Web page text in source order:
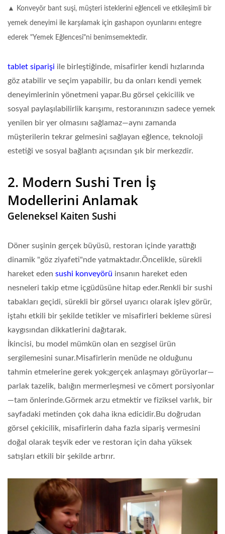
▲ Konveyör bant suşi, müşteri isteklerini eğlenceli ve etkileşimli bir
yemek deneyimi ile karşılamak için gashapon oyunlarını entegre
ederek "Yemek Eğlencesi"ni benimsemektedir.
tablet siparişi ile birleştiğinde, misafirler kendi hızlarında
göz atabilir ve seçim yapabilir, bu da onları kendi yemek
deneyimlerinin yönetmeni yapar.Bu görsel çekicilik ve
sosyal paylaşılabilirlik karışımı, restoranınızın sadece yemek
yenilen bir yer olmasını sağlamaz—aynı zamanda
müşterilerin tekrar gelmesini sağlayan eğlence, teknoloji
estetiği ve sosyal bağlantı açısından şık bir merkezdir.
2. Modern Sushi Tren İş
Modellerini Anlamak
Geleneksel Kaiten Sushi
Döner suşinin gerçek büyüsü, restoran içinde yarattığı
dinamik "göz ziyafeti"nde yatmaktadır.Öncelikle, sürekli
hareket eden sushi konveyörü insanın hareket eden
nesneleri takip etme içgüdüsüne hitap eder.Renkli bir sushi
tabakları geçidi, sürekli bir görsel uyarıcı olarak işlev görür,
iştahı etkili bir şekilde tetikler ve misafirleri bekleme süresi
kaygısından dikkatlerini dağıtarak.
İkincisi, bu model mümkün olan en sezgisel ürün
sergilemesini sunar.Misafirlerin menüde ne olduğunu
tahmin etmelerine gerek yok;gerçek anlaşmayı görüyorlar—
parlak tazelik, balığın mermerleşmesi ve cömert porsiyonlar
—tam önlerinde.Görmek arzu etmektir ve fiziksel varlık, bir
sayfadaki metinden çok daha ikna edicidir.Bu doğrudan
görsel çekicilik, misafirlerin daha fazla sipariş vermesini
doğal olarak teşvik eder ve restoran için daha yüksek
satışları etkili bir şekilde artırır.